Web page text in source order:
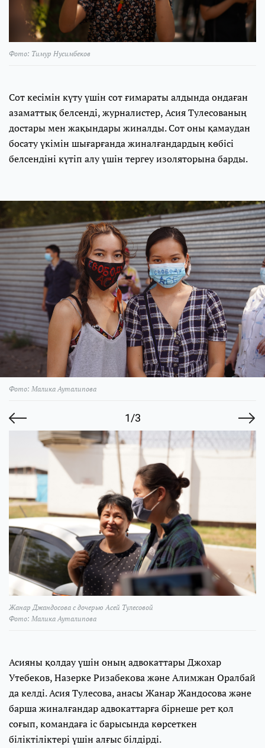
Фото: Тимур Нусимбеков
Сот кесімін күту үшін сот ғимараты алдында ондаған
азаматтық белсенді, журналистер, Асия Тулесованың
достары мен жақындары жиналды. Сот оны қамаудан
босату үкімін шығарғанда жиналғандардың көбісі
белсендіні күтіп алу үшін тергеу изоляторына барды.
1/3
Фото: Малика Ауталипова
Жанар Джандосова с дочерью Асей Тулесовой
Фото: Малика Ауталипова
Асияны қолдау үшін оның адвокаттары Джохар
Утебеков, Назерке Ризабекова және Алимжан Оралбай
да келді. Асия Тулесова, анасы Жанар Жандосова және
барша жиналғандар адвокаттарға бірнеше рет қол
соғып, командаға іс барысында көрсеткен
біліктіліктері үшін алғыс білдірді.